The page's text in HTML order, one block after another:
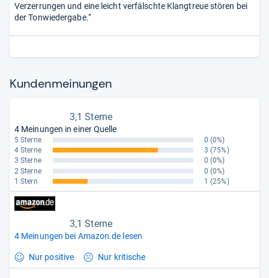
Verzerrungen und eine leicht verfälschte Klangtreue stören bei
der Tonwiedergabe.“
Kun­den­mei­nun­gen
3,1 Sterne
4 Meinungen in einer Quelle
5 Sterne 0 (0%)
4 Sterne
3 (75%)
3 Sterne
0 (0%)
2 Sterne
0 (0%)
1 Stern
1 (25%)
3,1 Sterne
4 Meinungen bei Amazon.de lesen
Nur positive Nur kritische